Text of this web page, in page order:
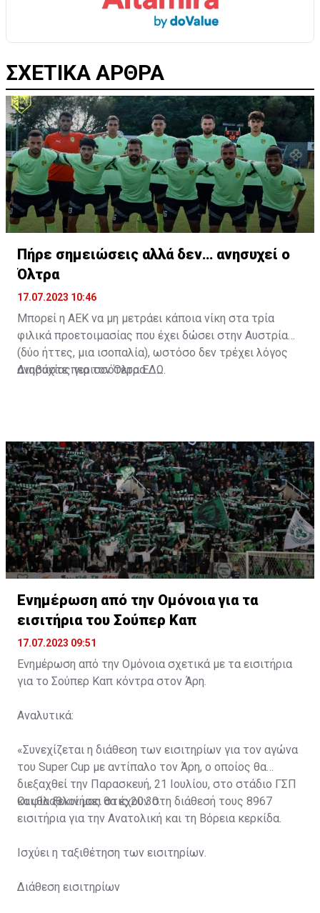
ΣΧΕΤΙΚΑ ΑΡΘΡΑ
Πήρε σημειώσεις αλλά δεν… ανησυχεί ο
Όλτρα
17.07.2023 10:46
Μπορεί η ΑΕΚ να μη μετράει κάποια νίκη στα τρία
φιλικά προετοιμασίας που έχει δώσει στην Αυστρία
(δύο ήττες, μια ισοπαλία), ωστόσο δεν τρέχει λόγος
ανησυχίας για τον Όλτρα.
Διαβάστε περισσότεραΕΔΩ
Ενημέρωση από την Ομόνοια για τα
εισιτήρια του Σούπερ Καπ
17.07.2023 09:51
Ενημέρωση από την Ομόνοια σχετικά με τα εισιτήρια
για το Σούπερ Καπ κόντρα στον Άρη.
Αναλυτικά:
«Συνεχίζεται η διάθεση των εισιτηρίων για τον αγώνα
του Super Cup με αντίπαλο τον Άρη, ο οποίος θα
διεξαχθεί την Παρασκευή, 21 Ιουλίου, στο στάδιο ΓΣΠ
και θα ξεκινήσει στις 20:30.
Οι φίλαθλοί μας θα έχουν στη διάθεσή τους 8967
εισιτήρια για την Ανατολική και τη Βόρεια κερκίδα.
Ισχύει η ταξιθέτηση των εισιτηρίων.
Διάθεση εισιτηρίων